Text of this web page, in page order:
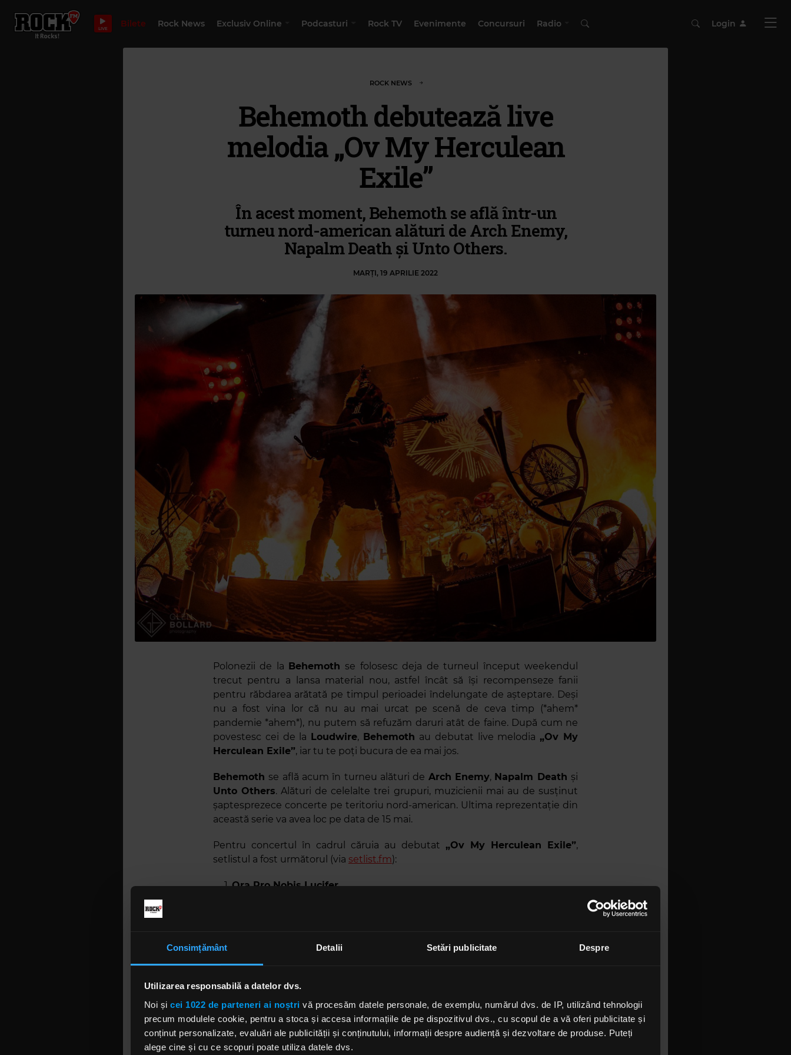
Consimțământ Detalii Setări publicitate Despre
Utilizarea responsabilă a datelor dvs.
Noi și cei 1022 de parteneri ai noștri vă procesăm datele personale, de exemplu, numărul dvs. de IP, utilizând tehnologii
precum modulele cookie, pentru a stoca și accesa informațiile de pe dispozitivul dvs., cu scopul de a vă oferi publicitate și
conținut personalizate, evaluări ale publicității și conținutului, informații despre audiență și dezvoltare de produse. Puteți
alege cine și cu ce scopuri poate utiliza datele dvs.
LIVE Bilete Rock News Exclusiv Online Podcasturi Rock TV Evenimente Concursuri Radio Login
ROCK NEWS
Behemoth debutează live
melodia „Ov My Herculean
Exile”
În acest moment, Behemoth se află într-un
turneu nord-american alături de Arch Enemy,
Napalm Death și Unto Others.
MARȚI, 19 APRILIE 2022
Polonezii de la Behemoth se folosesc deja de turneul început weekendul
trecut pentru a lansa material nou, astfe l încât să își recompenseze fanii
pentru răbdarea arătată pe timpul perioadei îndelungate de așteptare. Deși
nu a fost vina lor că nu au mai urcat pe scenă de ceva timp (*ahem*
pandemie *ahem*), nu putem să refuzăm daruri atât de faine. După cum ne
povestesc cei de la
Loudwire, Behemoth au debutat live melodia„Ov My
Herculean Exile”, iar tu te poți bucura de ea mai jos.
Behemoth se află acum în turneu alături de Arch Enemy, Napalm Death și
Unto Others. Alături de celelalte trei grupuri, muzicienii mai au de susținut
șaptesprezece concerte pe teritoriu nord-american. Ultima reprezentație din
această serie va avea loc pe data de 15 mai.
Pentru concertul în cadrul căruia au debutat„Ov My Herculean Exile”,
setlistul a fost următorul
(via setlist.fm):
Ora Pro Nobis Lucifer
Evoe
Christians to the Lions
Bartzabel
Conquer All